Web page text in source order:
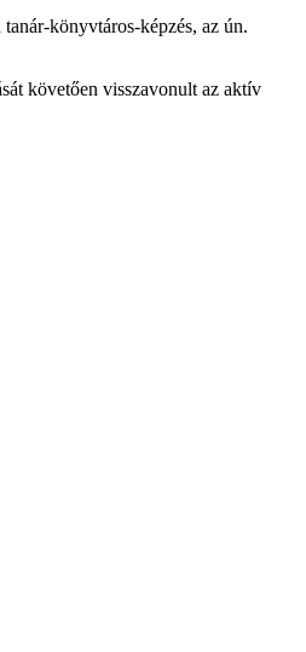
könyvtáros-képzés, az ún.
követően visszavonult az aktív